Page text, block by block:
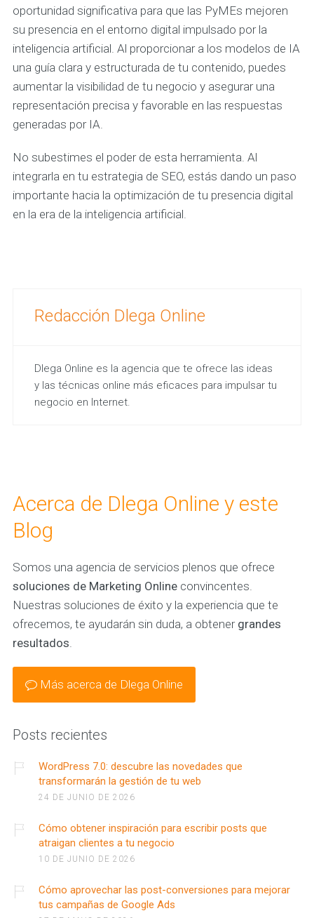
oportunidad significativa para que las PyMEs mejoren
su presencia en el entorno digital impulsado por la
inteligencia artificial. Al proporcionar a los modelos de IA
una guía clara y estructurada de tu contenido, puedes
aumentar la visibilidad de tu negocio y asegurar una
representación precisa y favorable en las respuestas
generadas por IA.
No subestimes el poder de esta herramienta. Al
integrarla en tu estrategia de SEO, estás dando un paso
importante hacia la optimización de tu presencia digital
en la era de la inteligencia artificial.
Redacción Dlega Online
Dlega Online es la agencia que te ofrece las ideas
y las técnicas online más eficaces para impulsar tu
negocio en Internet.
Acerca de Dlega Online y este
Blog
Somos una agencia de servicios plenos que ofrece
soluciones de Marketing Onlineconvincentes.
Nuestras soluciones de éxito y la experiencia que te
ofrecemos, te ayudarán sin duda, a obtener grandes
resultados.
Más acerca de Dlega Online
Posts recientes
WordPress 7.0: descubre las novedades que
transformarán la gestión de tu web
24 DE JUNIO DE 2026
Cómo obtener inspiración para escribir posts que
atraigan clientes a tu negocio
10 DE JUNIO DE 2026
Cómo aprovechar las post-conversiones para mejorar
tus campañas de Google Ads